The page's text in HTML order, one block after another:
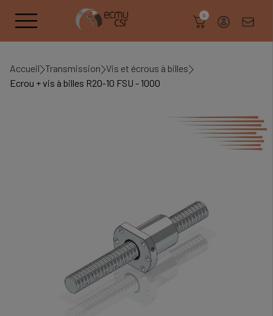
0
Accueil Transmission Vis et écrous à billes
Ecrou + vis à billes R20-10 FSU - 1000